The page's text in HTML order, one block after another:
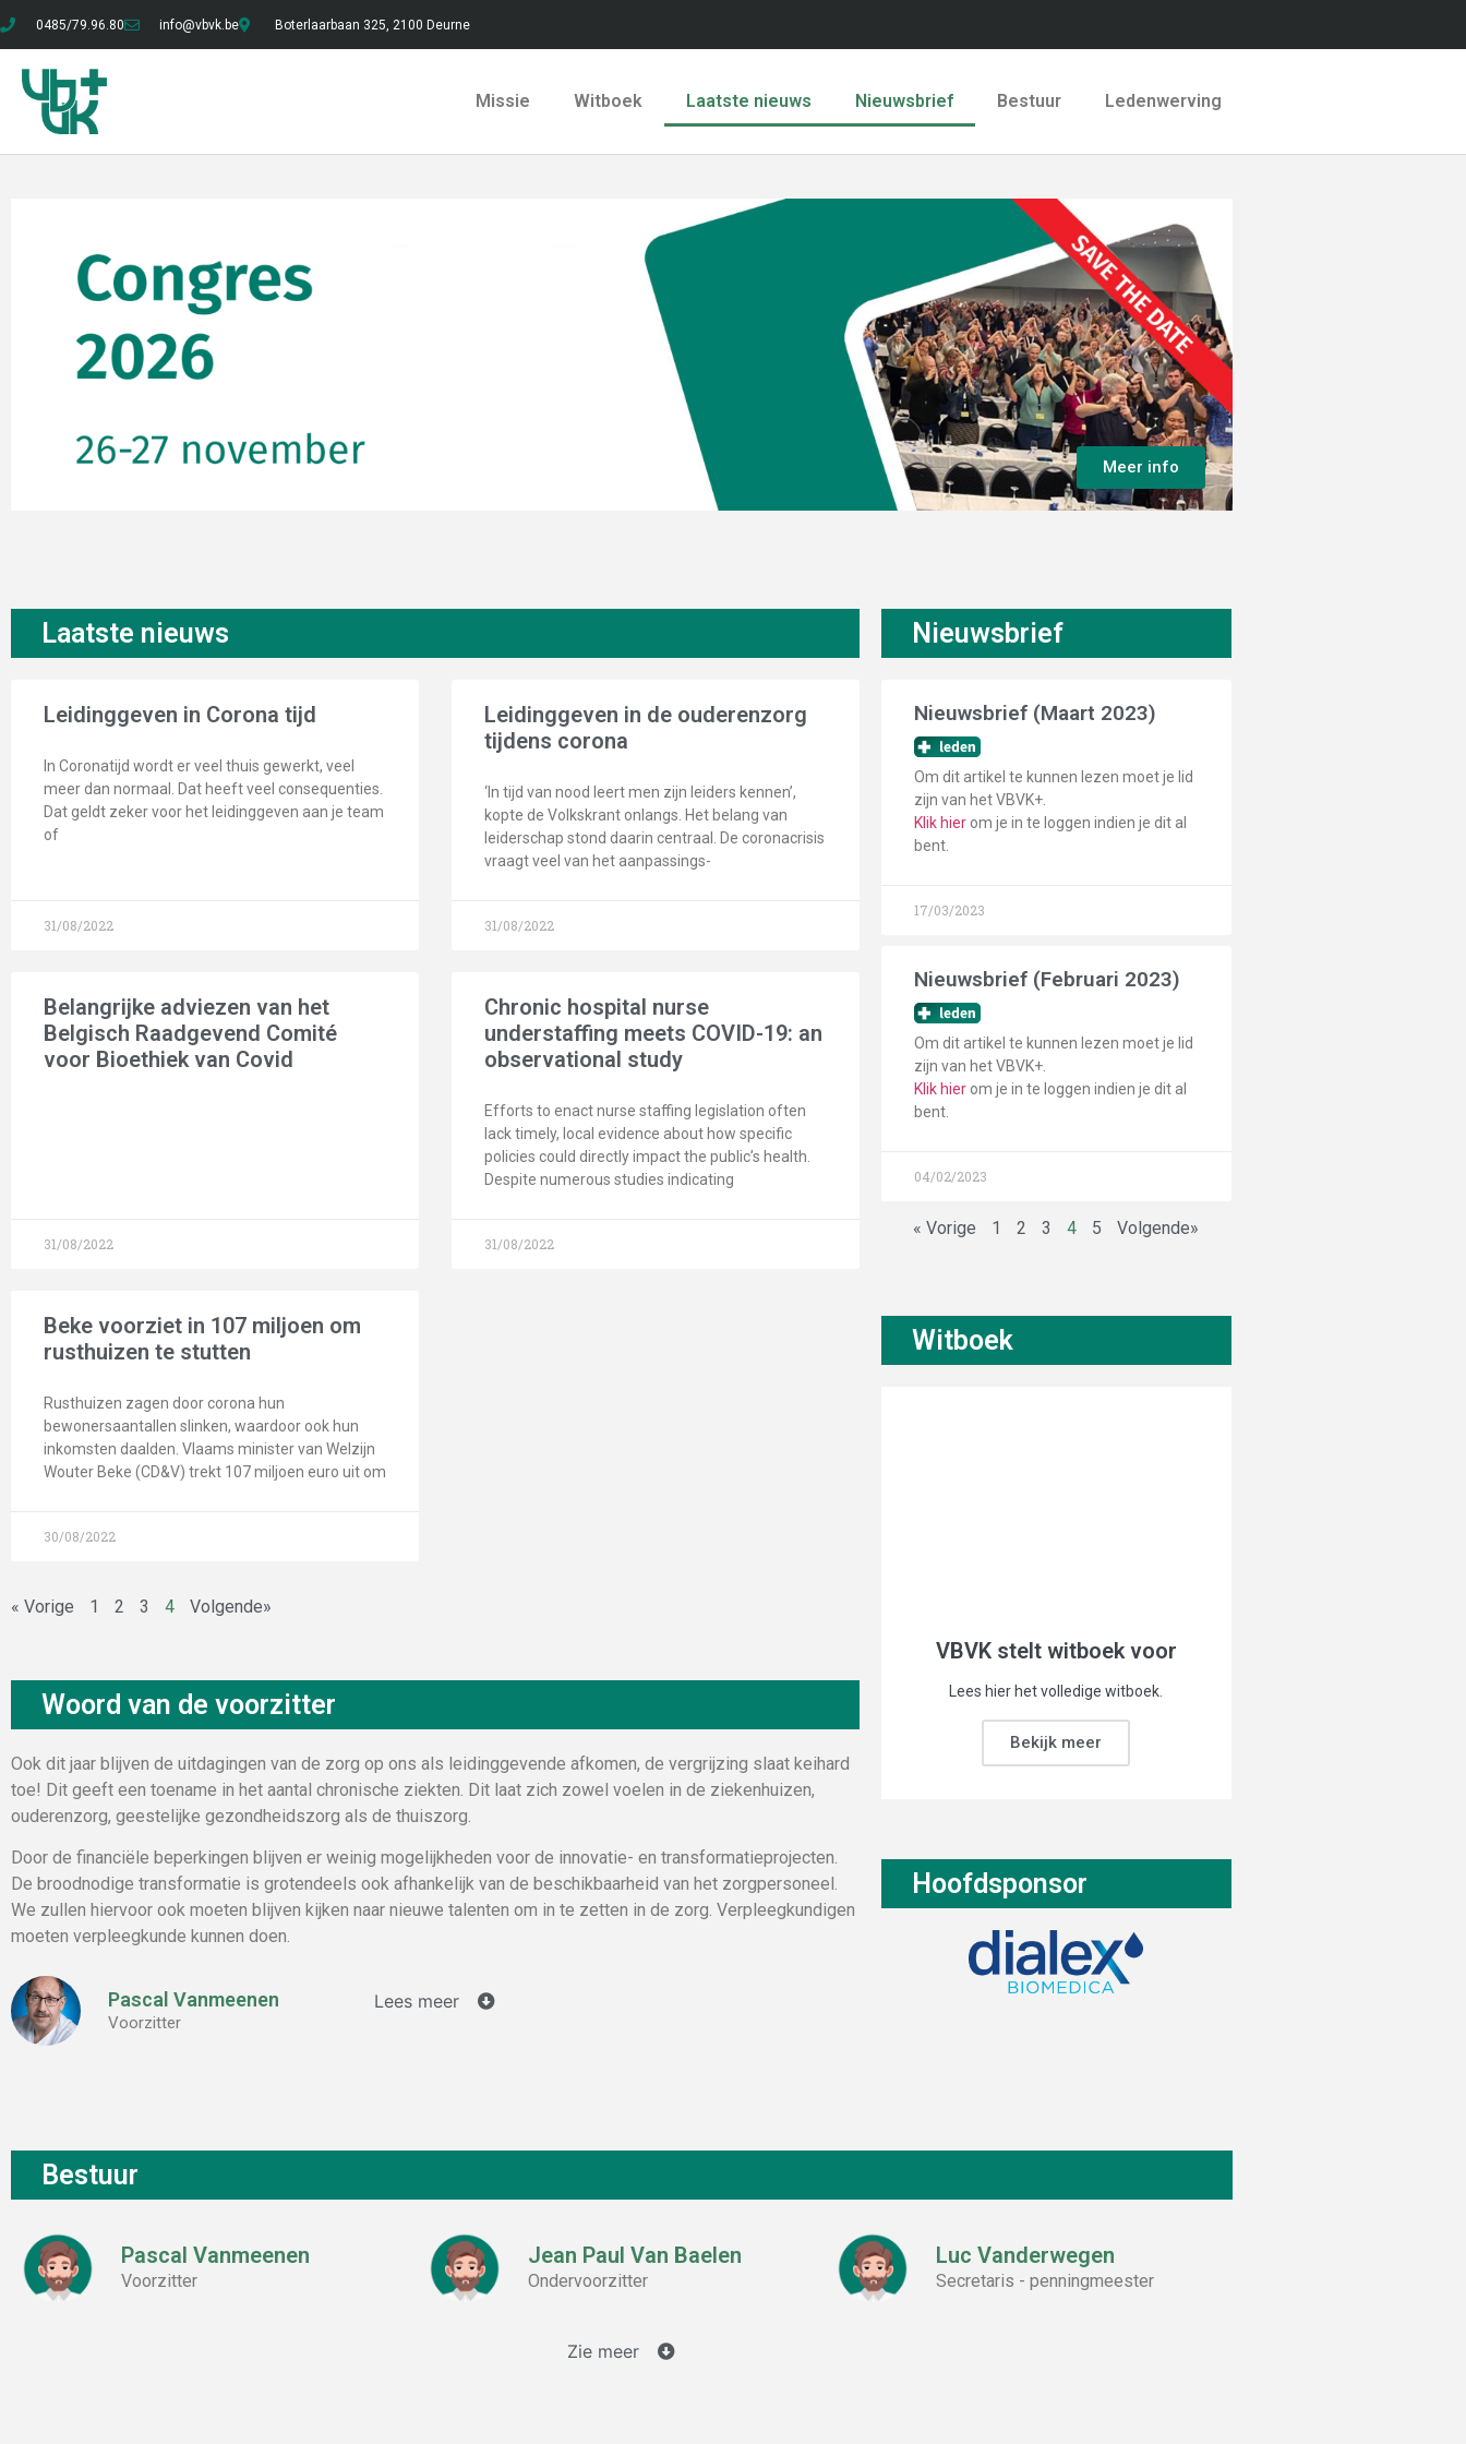
0485/79.96.80 info@vbvk.be Boterlaarbaan 325, 2100 Deurne
Missie Witboek Laatste nieuws Nieuwsbrief Bestuur Ledenwerving
Meer info
Laatste nieuws
Leidinggeven in Corona tijd
In Coronatijd wordt er veel thuis gewerkt, veel
meer dan normaal. Dat heeft veel consequenties.
Dat geldt zeker voor het leidinggeven aan je team
of
31/08/2022
Leidinggeven in de ouderenzorg
tijdens corona
‘In tijd van nood leert men zijn leiders kennen’,
kopte de Volkskrant onlangs. Het belang van
leiderschap stond daarin centraal. De coronacrisis
vraagt veel van het aanpassings-
31/08/2022
Belangrijke adviezen van het
Belgisch Raadgevend Comité
voor Bioethiek van Covid
31/08/2022
Chronic hospital nurse
understaffing meets COVID-19: an
observational study
Efforts to enact nurse staffing legislation often
lack timely, local evidence about how specific
policies could directly impact the public’s health.
Despite numerous studies indicating
31/08/2022
Beke voorziet in 107 miljoen om
rusthuizen te stutten
Rusthuizen zagen door corona hun
bewonersaantallen slinken, waardoor ook hun
inkomsten daalden. Vlaams minister van Welzijn
Wouter Beke (CD&V) trekt 107 miljoen euro uit om
30/08/2022
« Vorige 1 2 3 4 Volgende»
Woord van de voorzitter
Ook dit jaar blijven de uitdagingen van de zorg op ons als leidinggevende afkomen, de vergrijzing slaat keihard
toe! Dit geeft een toename in het aantal chronische ziekten. Dit laat zich zowel voelen in de ziekenhuizen,
ouderenzorg, geestelijke gezondheidszorg als de thuiszorg.
Door de financiële beperkingen blijven er weinig mogelijkheden voor de innovatie- en transformatieprojecten.
De broodnodige transformatie is grotendeels ook afhankelijk van de beschikbaarheid van het zorgpersoneel.
We zullen hiervoor ook moeten blijven kijken naar nieuwe talenten om in te zetten in de zorg. Verpleegkundigen
moeten verpleegkunde kunnen doen.
Lees meer
Pascal Vanmeenen
Voorzitter
Nieuwsbrief
Nieuwsbrief (Maart 2023)
Om dit artikel te kunnen lezen moet je lid
zijn van het VBVK+.
Klik hier om je in te loggen indien je dit al
bent.
17/03/2023
Nieuwsbrief (Februari 2023)
Om dit artikel te kunnen lezen moet je lid
zijn van het VBVK+.
Klik hier om je in te loggen indien je dit al
bent.
04/02/2023
« Vorige 1 2 3 4 5 Volgende»
Witboek
VBVK stelt witboek voor
Lees hier het volledige witboek.
Bekijk meer
Hoofdsponsor
Bestuur
Pascal Vanmeenen
Voorzitter
Jean Paul Van Baelen
Ondervoorzitter
Luc Vanderwegen
Secretaris - penningmeester
Zie meer